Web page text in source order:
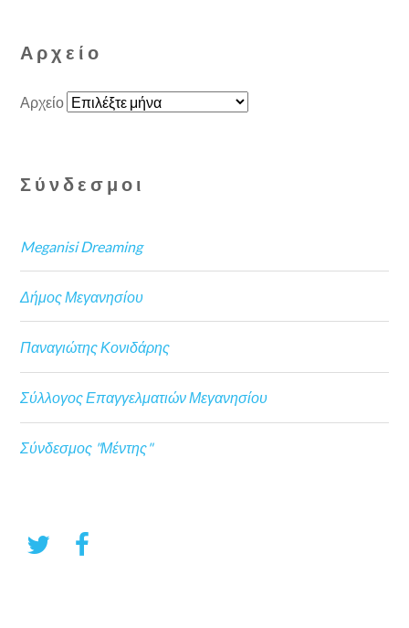
Αρχείο
Αρχείο
Σύνδεσμοι
Meganisi Dreaming
Δήμος Μεγανησίου
Παναγιώτης Κονιδάρης
Σύλλογος Επαγγελματιών Μεγανησίου
Σύνδεσμος "Μέντης"